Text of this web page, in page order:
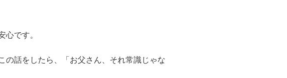
です。
の話をしたら、「お父さん、それ常識じゃな